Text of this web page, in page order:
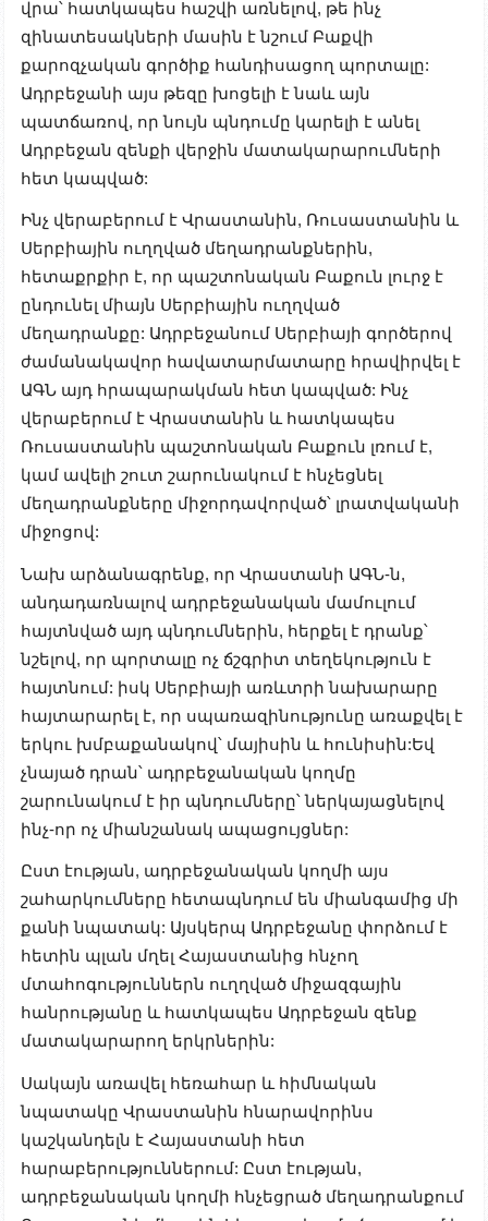
վրա՝ հատկապես հաշվի առնելով, թե ինչ
զինատեսակների մասին է նշում Բաքվի
քարոզչական գործիք հանդիսացող պորտալը:
Ադրբեջանի այս թեզը խոցելի է նաև այն
պատճառով, որ նույն պնդումը կարելի է անել
Ադրբեջան զենքի վերջին մատակարարումների
հետ կապված:
Ինչ վերաբերում է Վրաստանին, Ռուսաստանին և
Սերբիային ուղղված մեղադրանքներին,
հետաքրքիր է, որ պաշտոնական Բաքուն լուրջ է
ընդունել միայն Սերբիային ուղղված
մեղադրանքը: Ադրբեջանում Սերբիայի գործերով
ժամանակավոր հավատարմատարը հրավիրվել է
ԱԳՆ այդ հրապարակման հետ կապված: Ինչ
վերաբերում է Վրաստանին և հատկապես
Ռուսաստանին պաշտոնական Բաքուն լռում է,
կամ ավելի շուտ շարունակում է հնչեցնել
մեղադրանքները միջորդավորված՝ լրատվականի
միջոցով:
Նախ արձանագրենք, որ Վրաստանի ԱԳՆ-ն,
անդադառնալով ադրբեջանական մամուլում
հայտնված այդ պնդումներին, հերքել է դրանք՝
նշելով, որ պորտալը ոչ ճշգրիտ տեղեկություն է
հայտնում: իսկ Սերբիայի առևտրի նախարարը
հայտարարել է, որ սպառազինությունը առաքվել է
երկու խմբաքանակով՝ մայիսին և հունիսին:Եվ
չնայած դրան՝ ադրբեջանական կողմը
շարունակում է իր պնդումները՝ ներկայացնելով
ինչ-որ ոչ միանշանակ ապացույցներ:
Ըստ էության, ադրբեջանական կողմի այս
շահարկումները հետապնդում են միանգամից մի
քանի նպատակ: Այսկերպ Ադրբեջանը փորձում է
հետին պլան մղել Հայաստանից հնչող
մտահոգություններն ուղղված միջազգային
հանրությանը և հատկապես Ադրբեջան զենք
մատակարարող երկրներին:
Սակայն առավել հեռահար և հիմնական
նպատակը Վրաստանին հնարավորինս
կաշկանդելն է Հայաստանի հետ
հարաբերություններում: Ըստ էության,
ադրբեջանական կողմի հնչեցրած մեղադրանքում